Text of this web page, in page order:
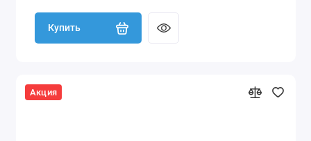
Купить
Акция